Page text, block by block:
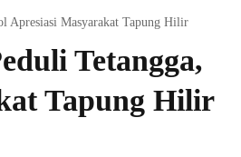
Apresiasi Masyarakat Tapung Hilir
Tetangga,
Tapung Hilir